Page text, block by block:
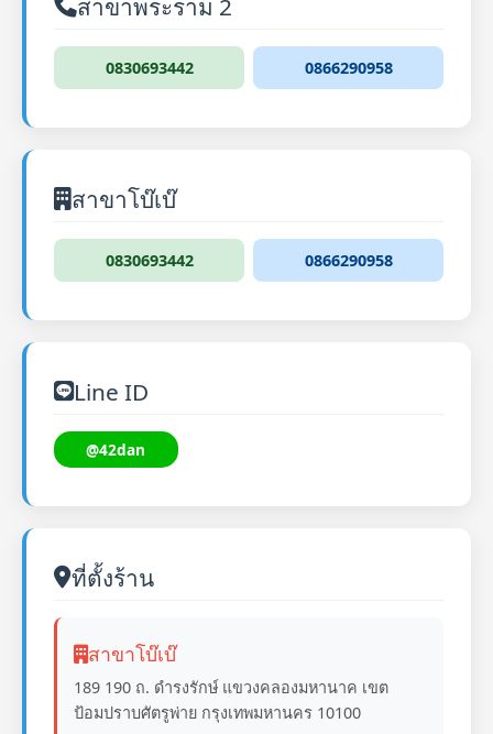
สาขาพระราม 2
0830693442 0866290958
สาขาโบ๊เบ๊
0830693442 0866290958
Line ID
@42dan
ที่ตั้งร้าน
สาขาโบ๊เบ๊
189 190 ถ. ดำรงรักษ์ แขวงคลองมหานาค เขต
ป้อมปราบศัตรูพ่าย กรุงเทพมหานคร 10100